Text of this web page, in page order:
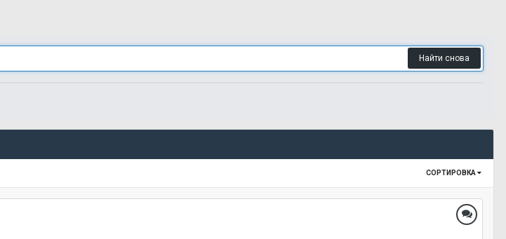
Найти снова
СОРТИРОВКА